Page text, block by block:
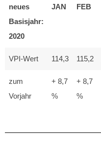
neues
Basisjahr:
2020
JAN FEB
VPI-Wert 114,3 115,2
zum
Vorjahr
+ 8,7
%
+ 8,7
%